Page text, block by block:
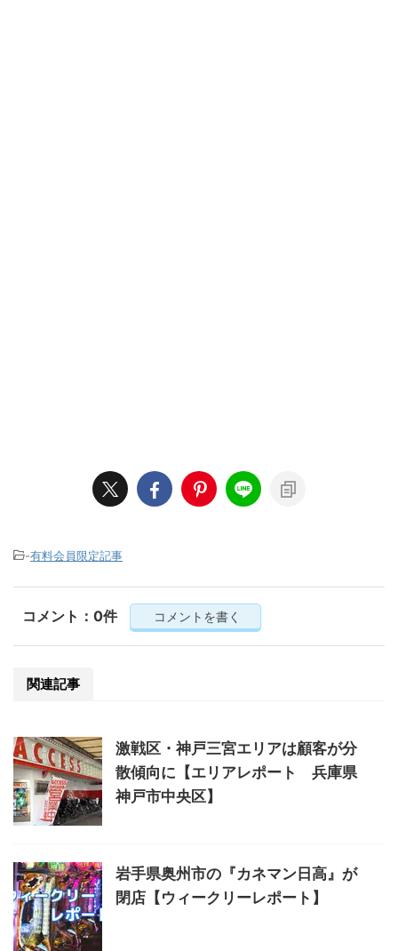
-有料会員限定記事
コメント：0件 コメントを書く
関連記事
激戦区・神戸三宮エリアは顧客が分
散傾向に【エリアレポート 兵庫県
神戸市中央区】
岩手県奥州市の『カネマン日高』が
閉店【ウィークリーレポート】